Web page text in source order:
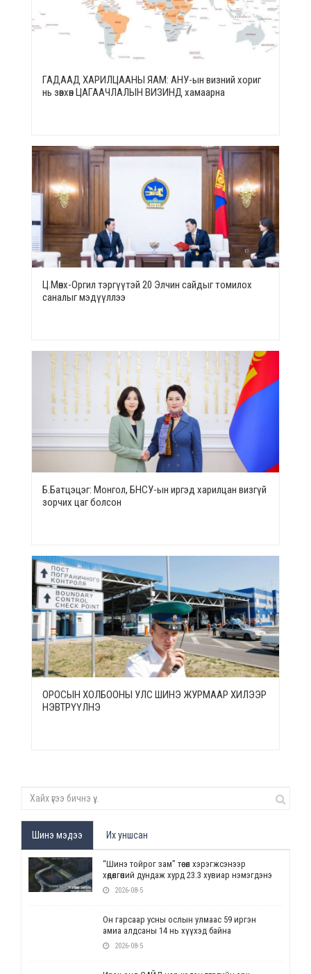
ГАДААД ХАРИЛЦААНЫ ЯАМ: АНУ-ын визний хориг
нь зөвхөн ЦАГААЧЛАЛЫН ВИЗИНД хамаарна
Ц.Мөнх-Оргил тэргүүтэй 20 Элчин сайдыг томилох
саналыг мэдүүллээ
Б.Батцэцэг: Монгол, БНСУ-ын иргэд харилцан визгүй
зорчих цаг болсон
ОРОСЫН ХОЛБООНЫ УЛС ШИНЭ ЖУРМААР ХИЛЭЭР
НЭВТРҮҮЛНЭ
Шинэ мэдээ Их уншсан
“Шинэ тойрог зам” төсөл хэрэгжсэнээр
хөдөлгөөний дундаж хурд 23.3 хувиар нэмэгдэнэ
2026-08-5
Он гарсаар усны ослын улмаас 59 иргэн
амиа алдсаны 14 нь хүүхэд байна
2026-08-5